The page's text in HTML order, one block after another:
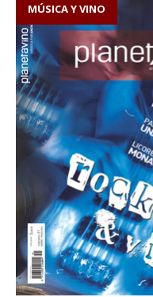
MÚSICA Y VINO